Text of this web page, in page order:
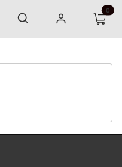
Otwórz wyszukiwarkę
Szukaj Zaloguj się Koszyk